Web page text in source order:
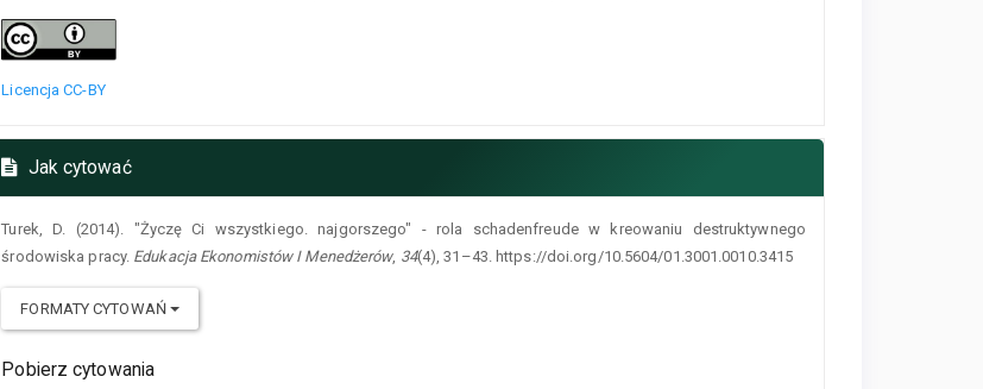
Licencja CC-BY
Jak cytować
Turek, D. (2014). "Życzę Ci wszystkiego. najgorszego" - rola schadenfreude w kreowaniu destruktywnego
środowiska pracy. Edukacja Ekonomistów I Menedżerów, 34(4), 31–43. https://doi.org/10.5604/01.3001.0010.3415
FORMATY CYTOWAŃ
Pobierz cytowania